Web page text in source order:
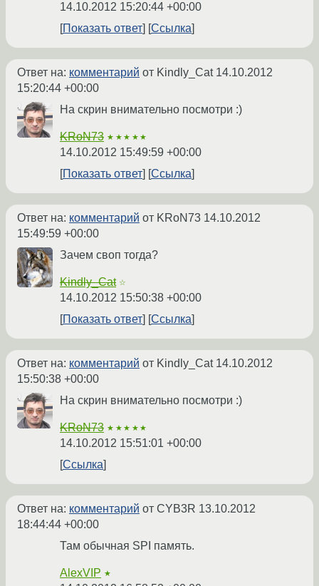
14.10.2012 15:20:44 +00:00
Показать ответ
Ссылка
Ответ на: комментарий от Kindly_Cat 14.10.2012
15:20:44 +00:00
На скрин внимательно посмотри :)
KRoN73 ★★★★★
14.10.2012 15:49:59 +00:00
Показать ответ
Ссылка
Ответ на: комментарий от KRoN73 14.10.2012
15:49:59 +00:00
Зачем своп тогда?
Kindly_Cat ☆
14.10.2012 15:50:38 +00:00
Показать ответ
Ссылка
Ответ на: комментарий от Kindly_Cat 14.10.2012
15:50:38 +00:00
На скрин внимательно посмотри :)
KRoN73 ★★★★★
14.10.2012 15:51:01 +00:00
Ссылка
Ответ на: комментарий от CYB3R 13.10.2012
18:44:44 +00:00
Там обычная SPI память.
AlexVIP ★